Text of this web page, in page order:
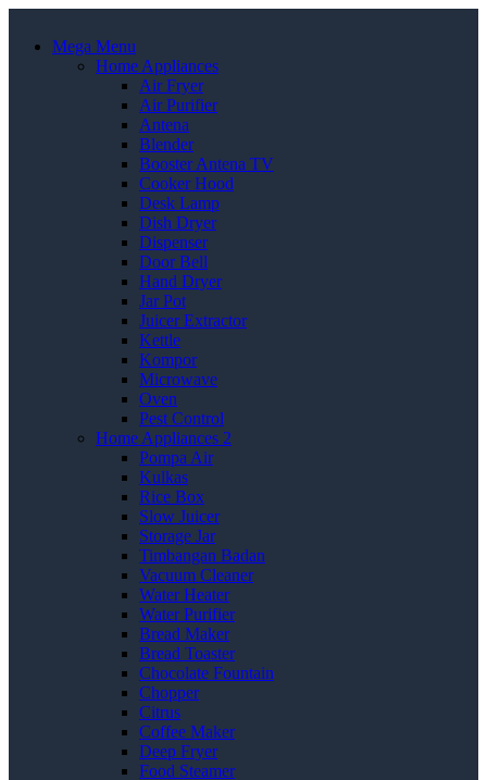
Mega Menu
Home Appliances
Air Fryer
Air Purifier
Antena
Blender
Booster Antena TV
Cooker Hood
Desk Lamp
Dish Dryer
Dispenser
Door Bell
Hand Dryer
Jar Pot
Juicer Extractor
Kettle
Kompor
Microwave
Oven
Pest Control
Home Appliances 2
Pompa Air
Kulkas
Rice Box
Slow Juicer
Storage Jar
Timbangan Badan
Vacuum Cleaner
Water Heater
Water Purifier
Bread Maker
Bread Toaster
Chocolate Fountain
Chopper
Citrus
Coffee Maker
Deep Fryer
Food Steamer